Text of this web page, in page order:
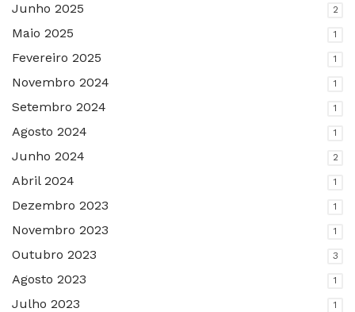
Junho 2025 2
Maio 2025 1
Fevereiro 2025 1
Novembro 2024 1
Setembro 2024 1
Agosto 2024 1
Junho 2024 2
Abril 2024 1
Dezembro 2023 1
Novembro 2023 1
Outubro 2023 3
Agosto 2023 1
Julho 2023 1